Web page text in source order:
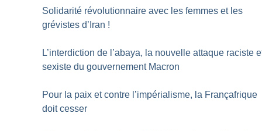
Solidarité révolutionnaire avec les femmes et les
grévistes d’Iran !
L’interdiction de l’abaya, la nouvelle attaque raciste
sexiste du gouvernement Macron
Pour la paix et contre l’impérialisme, la Françafrique
doit cesser